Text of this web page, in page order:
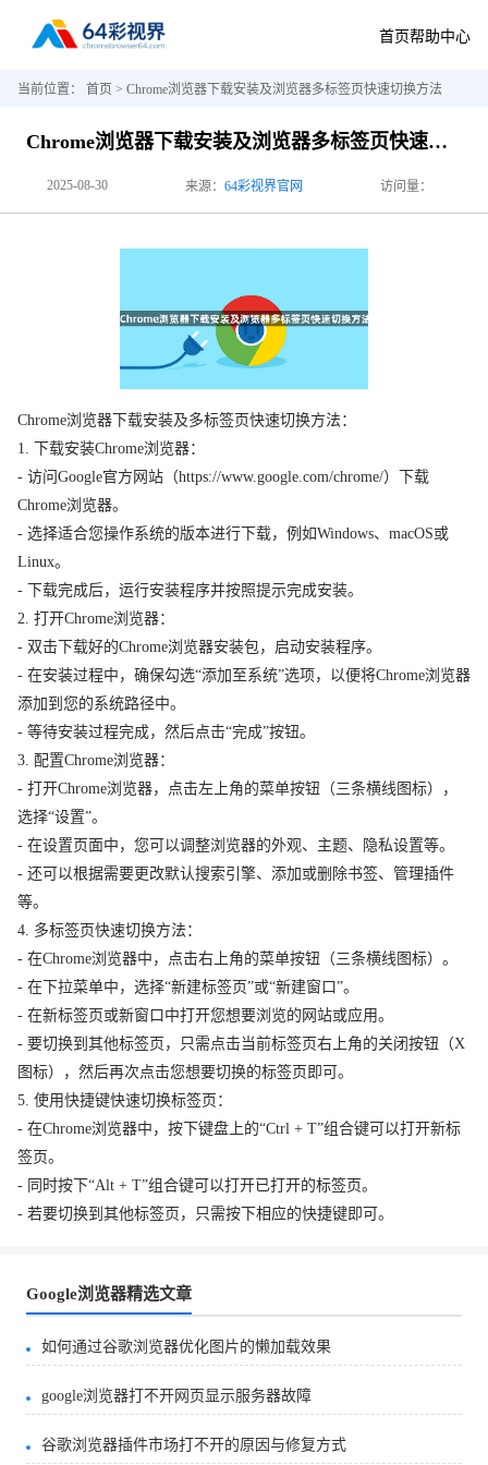
首页帮助中心
当前位置： 首页 > Chrome浏览器下载安装及浏览器多标签页快速切换方法
Chrome浏览器下载安装及浏览器多标签页快速切换方法
2025-08-30 来源： 64彩视界官网 访问量：
Chrome浏览器下载安装及多标签页快速切换方法：
1. 下载安装Chrome浏览器：
- 访问Google官方网站（https://www.google.com/chrome/）下载
Chrome浏览器。
- 选择适合您操作系统的版本进行下载，例如Windows、macOS或
Linux。
- 下载完成后，运行安装程序并按照提示完成安装。
2. 打开Chrome浏览器：
- 双击下载好的Chrome浏览器安装包，启动安装程序。
- 在安装过程中，确保勾选“添加至系统”选项，以便将Chrome浏览器
添加到您的系统路径中。
- 等待安装过程完成，然后点击“完成”按钮。
3. 配置Chrome浏览器：
- 打开Chrome浏览器，点击左上角的菜单按钮（三条横线图标），
选择“设置”。
- 在设置页面中，您可以调整浏览器的外观、主题、隐私设置等。
- 还可以根据需要更改默认搜索引擎、添加或删除书签、管理插件
等。
4. 多标签页快速切换方法：
- 在Chrome浏览器中，点击右上角的菜单按钮（三条横线图标）。
- 在下拉菜单中，选择“新建标签页”或“新建窗口”。
- 在新标签页或新窗口中打开您想要浏览的网站或应用。
- 要切换到其他标签页，只需点击当前标签页右上角的关闭按钮（X
图标），然后再次点击您想要切换的标签页即可。
5. 使用快捷键快速切换标签页：
- 在Chrome浏览器中，按下键盘上的“Ctrl + T”组合键可以打开新标
签页。
- 同时按下“Alt + T”组合键可以打开已打开的标签页。
- 若要切换到其他标签页，只需按下相应的快捷键即可。
Google浏览器精选文章
如何通过谷歌浏览器优化图片的懒加载效果
google浏览器打不开网页显示服务器故障
谷歌浏览器插件市场打不开的原因与修复方式